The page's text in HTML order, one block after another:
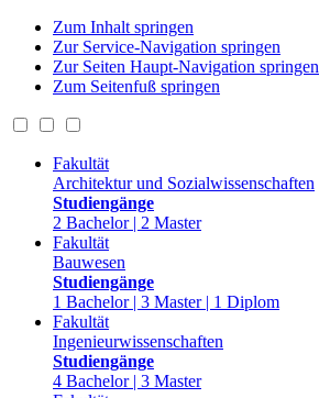
Zum Inhalt springen
Zur Service-Navigation springen
Zur Seiten Haupt-Navigation springen
Zum Seitenfuß springen
Fakultät
Architektur und Sozialwissenschaften
Studiengänge
2 Bachelor | 2 Master
Fakultät
Bauwesen
Studiengänge
1 Bachelor | 3 Master | 1 Diplom
Fakultät
Ingenieurwissenschaften
Studiengänge
4 Bachelor | 3 Master